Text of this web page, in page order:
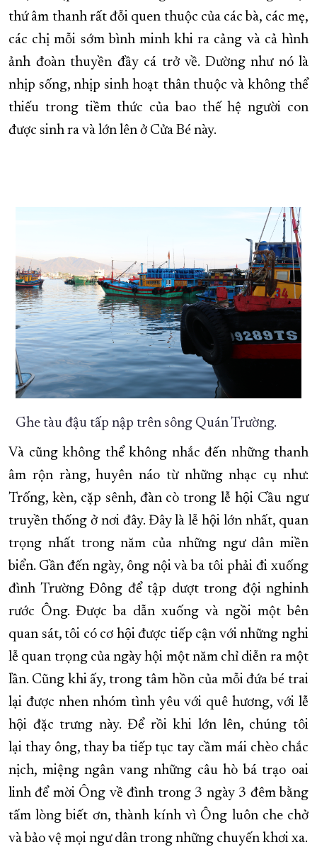
thứ âm thanh rất đỗi quen thuộc của các bà, các mẹ,
các chị mỗi sớm bình minh khi ra cảng và cả hình
ảnh đoàn thuyền đầy cá trở về. Dường như nó là
nhịp sống, nhịp sinh hoạt thân thuộc và không thể
thiếu trong tiềm thức của bao thế hệ người con
được sinh ra và lớn lên ở Cửa Bé này.
Ghe tàu đậu tấp nập trên sông Quán Trường.
Và cũng không thể không nhắc đến những thanh
âm rộn ràng, huyên náo từ những nhạc cụ như:
Trống, kèn, cặp sênh, đàn cò trong lễ hội Cầu ngư
truyền thống ở nơi đây. Đây là lễ hội lớn nhất, quan
trọng nhất trong năm của những ngư dân miền
biển. Gần đến ngày, ông nội và ba tôi phải đi xuống
đình Trường Đông để tập dượt trong đội nghinh
rước Ông. Được ba dẫn xuống và ngồi một bên
quan sát, tôi có cơ hội được tiếp cận với những nghi
lễ quan trọng của ngày hội một năm chỉ diễn ra một
lần. Cũng khi ấy, trong tâm hồn của mỗi đứa bé trai
lại được nhen nhóm tình yêu với quê hương, với lễ
hội đặc trưng này. Để rồi khi lớn lên, chúng tôi
lại thay ông, thay ba tiếp tục tay cầm mái chèo chắc
nịch, miệng ngân vang những câu hò bá trạo oai
linh để mời Ông về đình trong 3 ngày 3 đêm bằng
tấm lòng biết ơn, thành kính vì Ông luôn che chở
và bảo vệ mọi ngư dân trong những chuyến khơi xa.